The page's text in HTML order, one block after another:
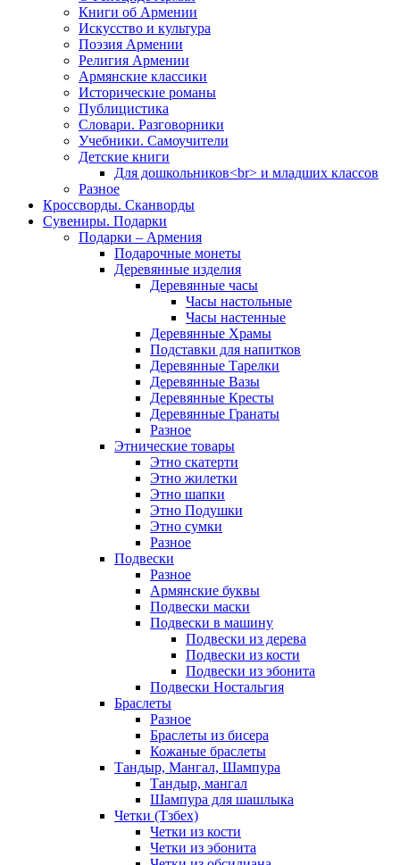
Книги об Армении
Иcкусство и культура
Поэзия Армении
Религия Армении
Армянские классики
Исторические романы
Публицистика
Словари. Разговорники
Учебники. Самоучители
Детские книги
Для дошкольников<br> и младших классов
Разное
Кроссворды. Сканворды
Сувениры. Подарки
Подарки – Армения
Подарочные монеты
Деревянные изделия
Деревянные часы
Часы настольные
Часы настенные
Деревянные Храмы
Подставки для напитков
Деревянные Тарелки
Деревянные Вазы
Деревянные Кресты
Деревянные Гранаты
Разное
Этнические товары
Этно скатерти
Этно жилетки
Этно шапки
Этно Подушки
Этно сумки
Разное
Подвески
Разное
Армянские буквы
Подвески маски
Подвески в машину
Подвески из дерева
Подвески из кости
Подвески из эбонита
Подвески Ностальгия
Браслеты
Разное
Браслеты из бисера
Кожаные браслеты
Тандыр, Мангал, Шампура
Тандыр, мангал
Шампура для шашлыка
Четки (Тзбех)
Четки из кости
Четки из эбонита